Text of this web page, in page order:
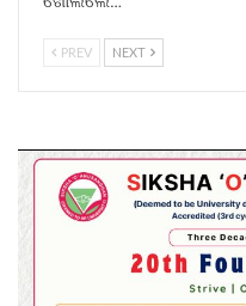
PREV NEXT